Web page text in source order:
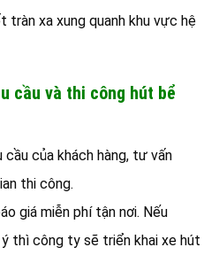
tràn xa xung quanh khu vực hệ
cầu và thi công hút bể
cầu của khách hàng, tư vấn
thi công.
giá miễn phí tận nơi. Nếu
ý thì công ty sẽ triển khai xe hút